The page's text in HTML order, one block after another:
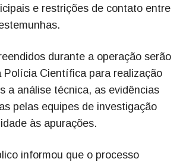
e restrições de contato entre
durante a operação serão
Polícia Científica para realização
a análise técnica, as evidências
pelas equipes de investigação
às apurações.
informou que o processo